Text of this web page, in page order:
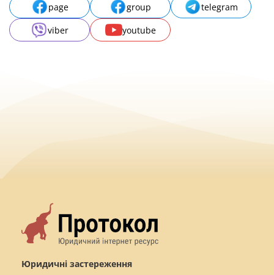
page group
telegram
viber
youtube
Юридичні застереження